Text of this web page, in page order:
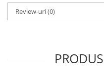
Review-uri(0)